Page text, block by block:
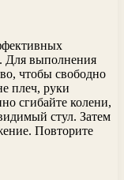
Для выполнения
чтобы свободно
плеч, руки
сгибайте колени,
стул. Затем
Повторите